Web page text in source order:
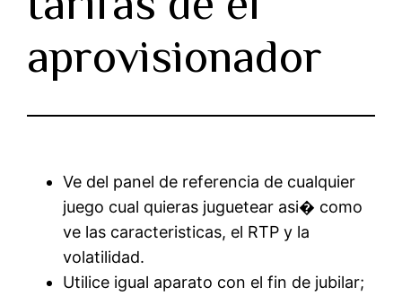
aprovisionador
Ve del panel de referencia de cualquier
juego cual quieras juguetear asi� como
ve las caracteristicas, el RTP y la
volatilidad.
Utilice igual aparato con el fin de jubilar;